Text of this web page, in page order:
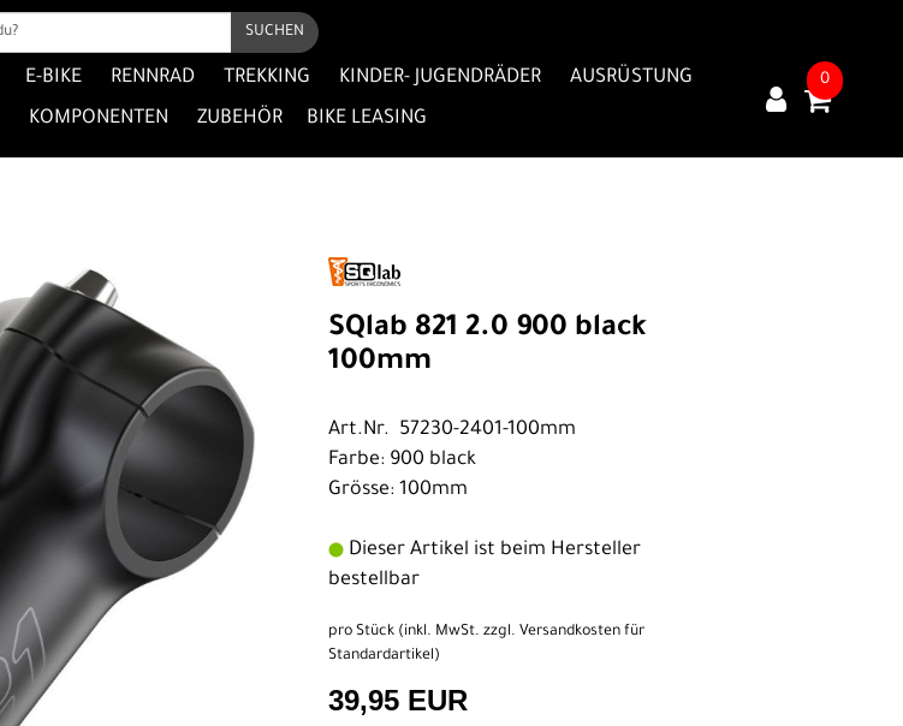
SUCHEN
E-BIKE RENNRAD TREKKING KINDER- JUGENDRÄDER
AUSRÜSTUNG
KOMPONENTEN
ZUBEHÖR BIKE LEASING
0
SQlab 821 2.0 900 black
100mm
Art.Nr. 57230-2401-100mm
Farbe: 900 black
Grösse: 100mm
Dieser Artikel ist beim Hersteller
bestellbar
pro Stück (inkl. MwSt. zzgl. Versandkosten für
Standardartikel)
39,95 EUR